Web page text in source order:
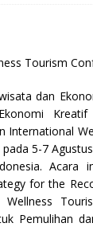
Tourism
dan
Kreatif
International
5-7
Acara
for the
Wellness
Pemulihan